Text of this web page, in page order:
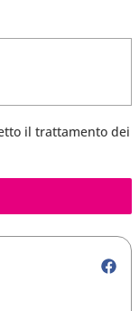
il trattamento dei